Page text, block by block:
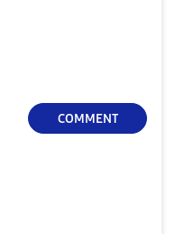
COMMENT